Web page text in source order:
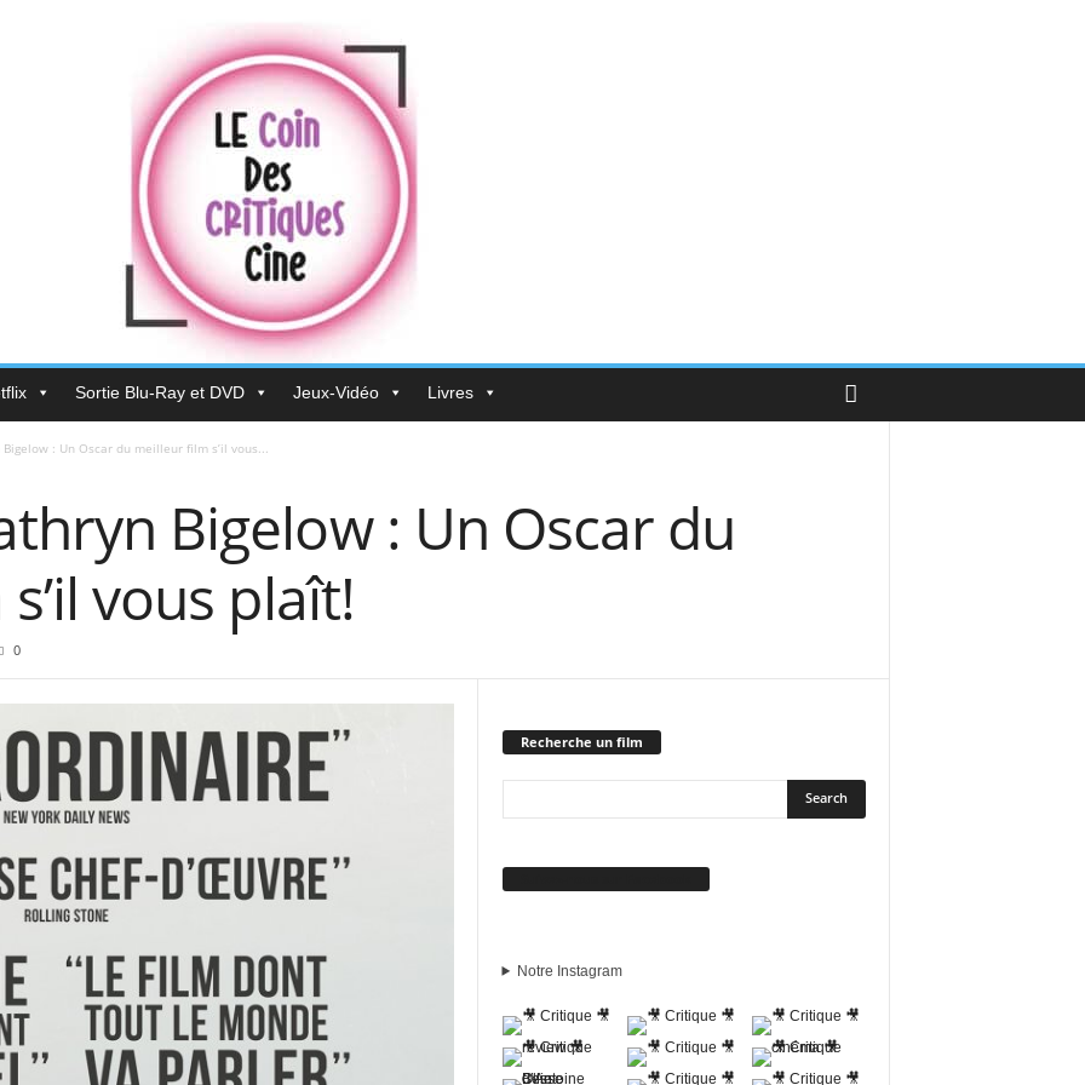
Sortie Blu-Ray et DVD Jeux-Vidéo Livres
: Un Oscar du meilleur film s’il vous...
Bigelow : Un Oscar du
vous plaît!
0
Recherche un film
Notre Instagram